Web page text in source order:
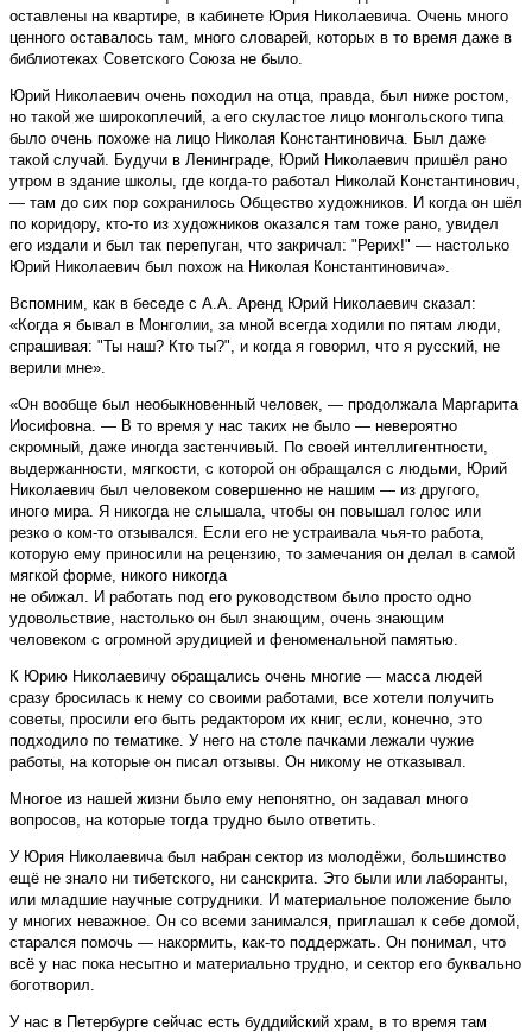
оставлены на квартире, в кабинете Юрия Николаевича. Очень много
ценного оставалось там, много словарей, которых в то время даже в
библиотеках Советского Союза не было.
Юрий Николаевич очень походил на отца, правда, был ниже ростом,
но такой же широкоплечий, а его скуластое лицо монгольского типа
было очень похоже на лицо Николая Константиновича. Был даже
такой случай. Будучи в Ленинграде, Юрий Николаевич пришёл рано
утром в здание школы, где когда-то работал Николай Константинович,
— там до сих пор сохранилось Общество художников. И когда он шёл
по коридору, кто-то из художников оказался там тоже рано, увидел
его издали и был так перепуган, что закричал: "Рерих!" — настолько
Юрий Николаевич был похож на Николая Константиновича».
Вспомним, как в беседе с А.А. Аренд Юрий Николаевич сказал:
«Когда я бывал в Монголии, за мной всегда ходили по пятам люди,
спрашивая: "Ты наш? Кто ты?", и когда я говорил, что я русский, не
верили мне».
«Он вообще был необыкновенный человек, — продолжала Маргарита
Иосифовна. — В то время у нас таких не было — невероятно
скромный, даже иногда застенчивый. По своей интеллигентности,
выдержанности, мягкости, с которой он обращался с людьми, Юрий
Николаевич был человеком совершенно не нашим — из другого,
иного мира. Я никогда не слышала, чтобы он повышал голос или
резко о ком-то отзывался. Если его не устраивала чья-то работа,
которую ему приносили на рецензию, то замечания он делал в самой
мягкой форме, никого никогда
не обижал. И работать под его руководством было просто одно
удовольствие, настолько он был знающим, очень знающим
человеком с огромной эрудицией и феноменальной памятью.
К Юрию Николаевичу обращались очень многие — масса людей
сразу бросилась к нему со своими работами, все хотели получить
советы, просили его быть редактором их книг, если, конечно, это
подходило по тематике. У него на столе пачками лежали чужие
работы, на которые он писал отзывы. Он никому не отказывал.
Многое из нашей жизни было ему непонятно, он задавал много
вопросов, на которые тогда трудно было ответить.
У Юрия Николаевича был набран сектор из молодёжи, большинство
ещё не знало ни тибетского, ни санскрита. Это были или лаборанты,
или младшие научные сотрудники. И материальное положение было
у многих неважное. Он со всеми занимался, приглашал к себе домой,
старался помочь — накормить, как-то поддержать. Он понимал, что
всё у нас пока несытно и материально трудно, и сектор его буквально
боготворил.
У нас в Петербурге сейчас есть буддийский храм, в то время там